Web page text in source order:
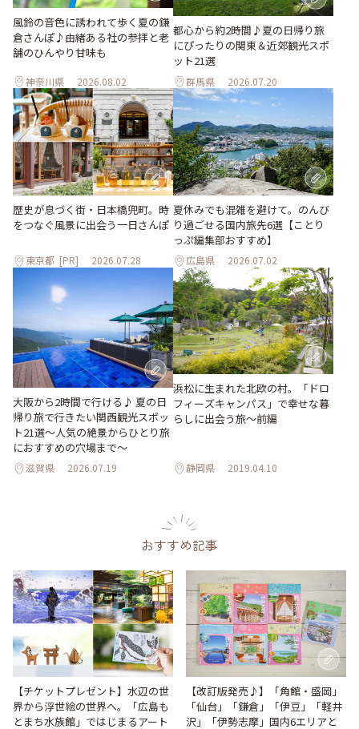
風鈴の音色に誘われて歩く夏の鎌
倉さんぽ♪由緒ある社の参拝と老
舗のひんやり甘味も
神奈川県 2026.08.02
都心から約2時間♪夏の日帰り旅
にぴったりの関東＆近郊観光スポ
ット21選
群馬県 2026.07.20
歴史が息づく街・日本橋兜町。時
をつなぐ風景に出会う一日さんぽ
東京都 [PR] 2026.07.28
夏休みでも混雑を避けて。のんび
り過ごせる国内旅先6選【ことり
っぷ編集部おすすめ】
広島県 2026.07.02
大阪から2時間で行ける♪ 夏の日
帰り旅で行きたい関西観光スポッ
ト21選～人気の絶景からひとり旅
におすすめの穴場まで～
滋賀県 2026.07.19
浜松に生まれた北欧の村。「ドロ
フィーズキャンパス」で幸せな暮
らしに出会う旅～前編
静岡県 2019.04.10
おすすめ記事
【チケットプレゼント】水辺の世
界から浮世絵の世界へ。「広島も
とまち水族館」ではじまるアート
【改訂版発売♪】「角館・盛岡」
「仙台」「鎌倉」「伊豆」「軽井
沢」「伊勢志摩」国内6エリアと